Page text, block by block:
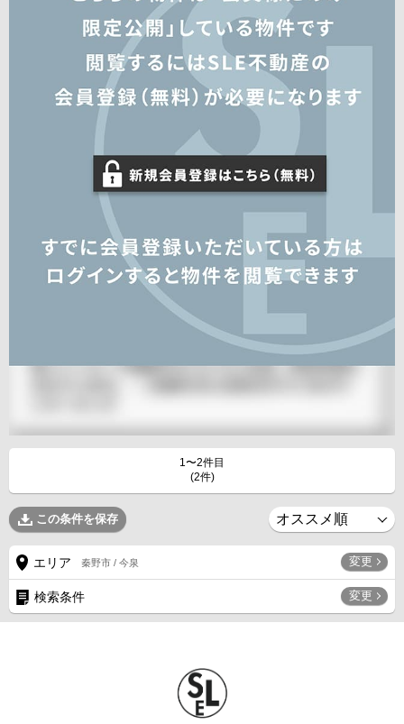
1〜2件目
(2件)
この条件を保存
エリア 秦野市 / 今泉 変更
検索条件 変更